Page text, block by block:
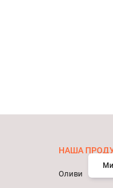
НАША
Оливи